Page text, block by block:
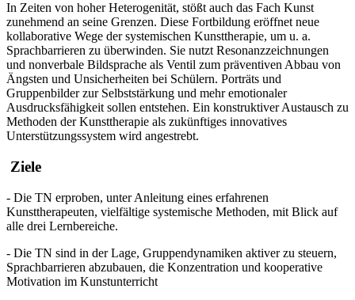
In Zeiten von hoher Heterogenität, stößt auch das Fach Kunst
zunehmend an seine Grenzen. Diese Fortbildung eröffnet neue
kollaborative Wege der systemischen Kunsttherapie, um u. a.
Sprachbarrieren zu überwinden. Sie nutzt Resonanzzeichnungen
und nonverbale Bildsprache als Ventil zum präventiven Abbau von
Ängsten und Unsicherheiten bei Schülern. Porträts und
Gruppenbilder zur Selbststärkung und mehr emotionaler
Ausdrucksfähigkeit sollen entstehen. Ein konstruktiver Austausch zu
Methoden der Kunsttherapie als zukünftiges innovatives
Unterstützungssystem wird angestrebt.
Ziele
- Die TN erproben, unter Anleitung eines erfahrenen
Kunsttherapeuten, vielfältige systemische Methoden, mit Blick auf
alle drei Lernbereiche.
- Die TN sind in der Lage, Gruppendynamiken aktiver zu steuern,
Sprachbarrieren abzubauen, die Konzentration und kooperative
Motivation im Kunstunterricht